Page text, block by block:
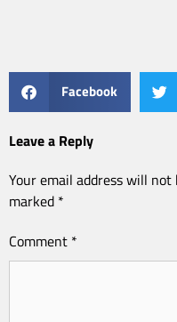
Facebook
Leave a Reply
Your email address will not
marked *
Comment *